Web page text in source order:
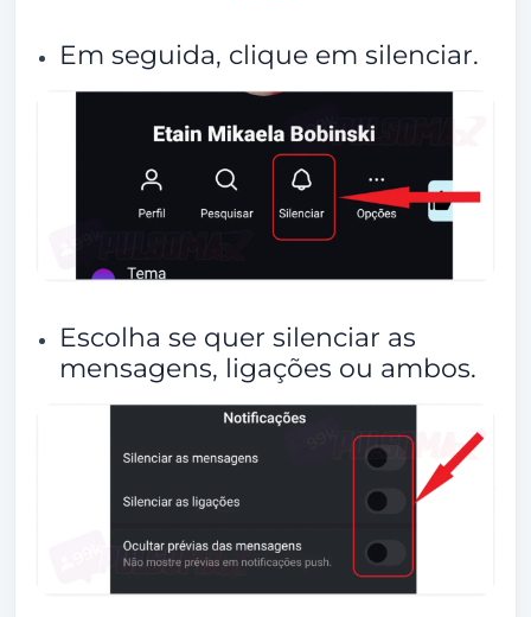
Em seguida, clique em silenciar.
Escolha se quer silenciar as
mensagens, ligações ou ambos.